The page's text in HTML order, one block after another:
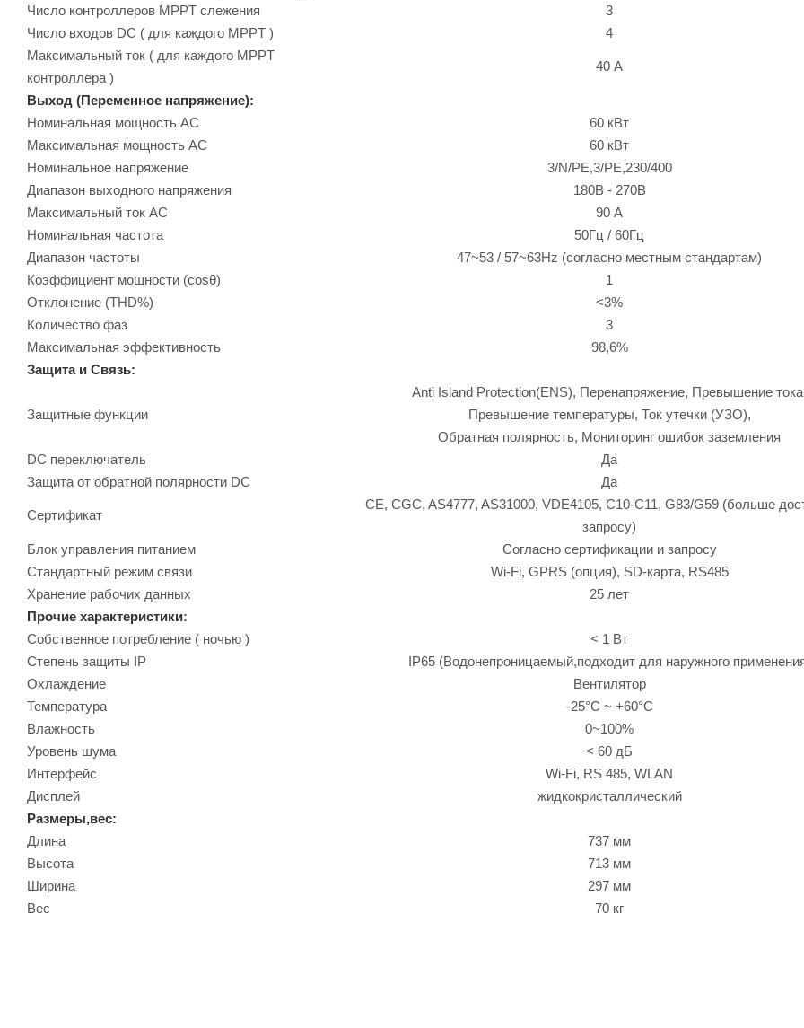
Число контроллеров MPPT слежения
3
Число входов DC ( для каждого MPPT )
4
Максимальный ток ( для каждого MPPT
контроллера )
40 А
Выход (Переменное напряжение):
Номинальная мощность АС
60 кВт
Максимальная мощность АС
60 кВт
Номинальное напряжение
3/N/PE,3/PE,230/400
Диапазон выходного напряжения
180В - 270В
Максимальный ток АС
90 А
Номинальная частота
50Гц / 60Гц
Диапазон частоты
47~53 / 57~63Hz (согласно местным стандартам)
Коэффициент мощности (cosθ)
1
Отклонение (THD%)
<3%
Количество фаз
3
Максимальная эффективность
98,6%
Защита и Связь:
Защитные функции
Anti Island Protection(ENS), Перенапряжение, Превышение
Превышение температуры, Ток утечки (УЗО),
Обратная полярность, Мониторинг ошибок заземления
DC переключатель
Да
Защита от обратной полярности DC
Да
Сертификат
CE, CGC, AS4777, AS31000, VDE4105, C10-C11, G83/G59 (больше
запросу)
Блок управления питанием
Согласно сертификации и запросу
Стандартный режим связи
Wi-Fi, GPRS (опция), SD-карта, RS485
Хранение рабочих данных
25 лет
Прочие характеристики:
Собственное потребление ( ночью )
< 1 Вт
Степень защиты IP
IP65 (Водонепроницаемый,подходит для наружного
Охлаждение
Вентилятор
Температура
-25°C ~ +60°C
Влажность
0~100%
Уровень шума
< 60 дБ
Интерфейс
Wi-Fi, RS 485, WLAN
Дисплей
жидкокристаллический
Размеры,вес:
Длина
737 мм
Высота
713 мм
Ширина
297 мм
Вес
70 кг